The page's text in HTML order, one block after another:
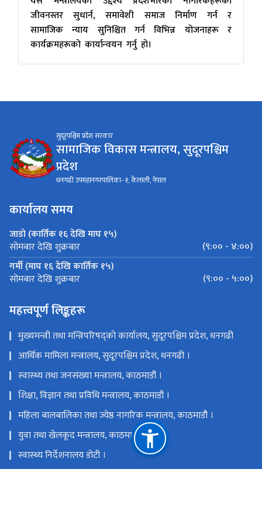
जीवनस्तर सुधार्न, समावेशी समाज निर्माण गर्न र
सामाजिक न्याय सुनिश्चित गर्न विभिन्न योजनाहरू र
कार्यक्रमहरूको कार्यान्वयन गर्नु हो।
सुदूरपश्चिम प्रदेश सरकार
सामाजिक विकास मन्त्रालय, सुदूरपश्चिम
प्रदेश
धनगढी उपमहानगरपालिका- १, कैलाली, नेपाल
कार्यालय समय
जाडो (कार्तिक १६ देखि माघ १५)
सोमबार देखि शुक्रबार
(९:०० - ४:००)
गर्मी (माघ १६ देखि कार्तिक १५)
सोमबार देखि शुक्रबार (९:०० - ५:००)
महत्त्वपूर्ण लिङ्कहरू
मुख्यमन्त्री तथा मन्त्रिपरिषद्को कार्यालय, सुदूरपश्चिम प्रदेश, धनगढी
आर्थिक मामिला मन्त्रालय, सुदूरपश्चिम प्रदेश, धनगढी ।
स्वास्थ्य तथा जनसंख्या मन्त्रालय, काठमाडौं ।
शिक्षा, विज्ञान तथा प्रविधि मन्त्रालय, काठमाडौं ।
महिला बालबालिका तथा ज्येष्ठ नागरिक मन्त्रालय, काठमाडौै ।
युवा तथा खेलकूद मन्त्रालय, काठमाडौं ।
स्वास्थ्य निर्देशनालय डोटी ।